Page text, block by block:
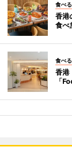
食べる
香港
食べ
食べる
香港
「